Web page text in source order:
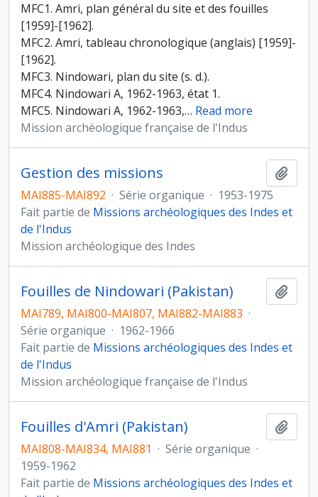
MFC1. Amri, plan général du site et des fouilles
[1959]-[1962].
MFC2. Amri, tableau chronologique (anglais) [1959]-
[1962].
MFC3. Nindowari, plan du site (s. d.).
MFC4. Nindowari A, 1962-1963, état 1.
MFC5. Nindowari A, 1962-1963,… Read more
Mission archéologique française de l'Indus
Gestion des missions
MAI885-MAI892 · Série organique · 1953-1975
Fait partie de Missions archéologiques des Indes et
de l'Indus
Mission archéologique des Indes
Fouilles de Nindowari (Pakistan)
MAI789, MAI800-MAI807, MAI882-MAI883 ·
Série organique · 1962-1966
Fait partie de Missions archéologiques des Indes et
de l'Indus
Mission archéologique française de l'Indus
Fouilles d'Amri (Pakistan)
MAI808-MAI834, MAI881 · Série organique ·
1959-1962
Fait partie de Missions archéologiques des Indes et